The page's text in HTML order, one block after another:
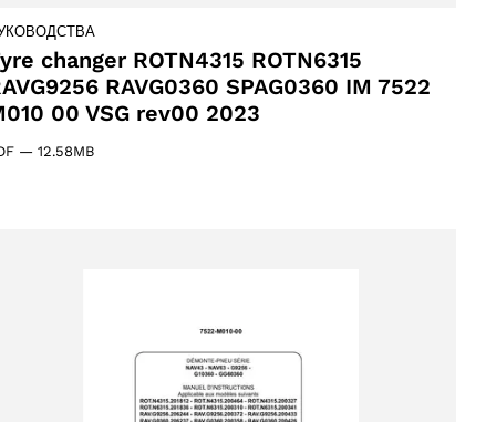
changer ROTN4315 ROTN6315
RAVG0360 SPAG0360 IM 7522
00 VSG rev00 2023
— 12.58MB